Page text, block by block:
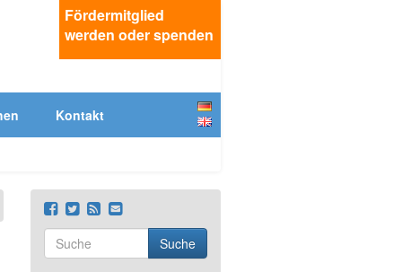
Fördermitglied
werden oder spenden
Kontakt
Suchformular
Suche